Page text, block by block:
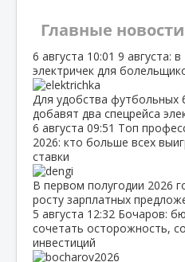
Главные новости
6 августа 10:01 9 августа:
электричек для
Для удобства футбольных
добавят два спецрейса
6 августа 09:51 Топ
2026: кто больше всех
ставки
В первом полугодии 2026
росту зарплатных
5 августа 12:32 Бочаров:
сочетать осторожность,
инвестиций